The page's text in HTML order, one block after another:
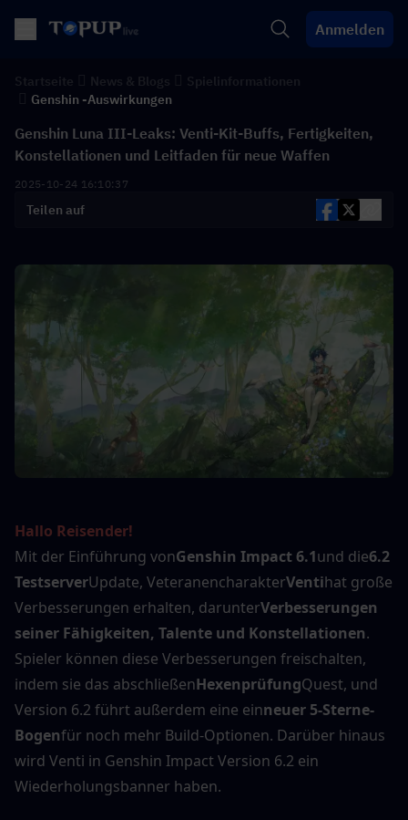
Anmelden
Genshin -Auswirkungen
Genshin Luna III-Leaks: Venti-Kit-Buffs, Fertigkeiten,
Konstellationen und Leitfaden für neue Waffen
2025-10-24 16:10:37
Teilen auf
Hallo Reisender!
Mit der Einführung vonGenshin Impact 6.1und die6.2
TestserverUpdate, VeteranencharakterVentihat große
Verbesserungen erhalten, darunterVerbesserungen
seiner Fähigkeiten, Talente und Konstellationen.
Spieler können diese Verbesserungen freischalten,
indem sie das abschließenHexenprüfungQuest, und
Version 6.2 führt außerdem eine einneuer 5-Sterne-
Bogenfür noch mehr Build-Optionen. Darüber hinaus
wird Venti in Genshin Impact Version 6.2 ein
Wiederholungsbanner haben.